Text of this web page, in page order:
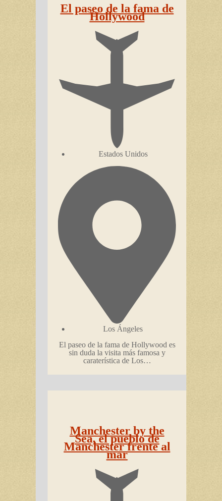
El paseo de la fama de
Hollywood
Estados Unidos
Los Ángeles
El paseo de la fama de Hollywood es
sin duda la visita más famosa y
caraterística de Los…
Manchester by the
Sea, el pueblo de
Manchester frente al
mar